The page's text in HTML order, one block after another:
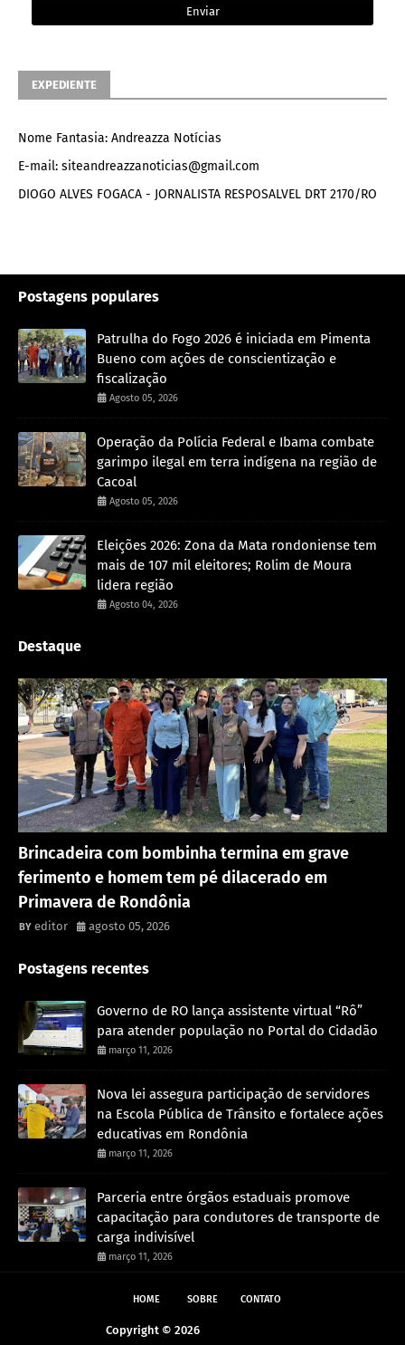
EXPEDIENTE
Nome Fantasia: Andreazza Notícias
E-mail: siteandreazzanoticias@gmail.com
DIOGO ALVES FOGACA - JORNALISTA RESPOSALVEL DRT 2170/RO
Postagens populares
Patrulha do Fogo 2026 é iniciada em Pimenta
Bueno com ações de conscientização e
fiscalização
Agosto 05, 2026
Operação da Polícia Federal e Ibama combate
garimpo ilegal em terra indígena na região de
Cacoal
Agosto 05, 2026
Eleições 2026: Zona da Mata rondoniense tem
mais de 107 mil eleitores; Rolim de Moura
lidera região
Agosto 04, 2026
Destaque
Brincadeira com bombinha termina em grave
ferimento e homem tem pé dilacerado em
Primavera de Rondônia
editor agosto 05, 2026
Postagens recentes
Governo de RO lança assistente virtual “Rô”
para atender população no Portal do Cidadão
março 11, 2026
Nova lei assegura participação de servidores
na Escola Pública de Trânsito e fortalece ações
educativas em Rondônia
março 11, 2026
Parceria entre órgãos estaduais promove
capacitação para condutores de transporte de
carga indivisível
março 11, 2026
HOME SOBRE CONTATO
Copyright © 2026